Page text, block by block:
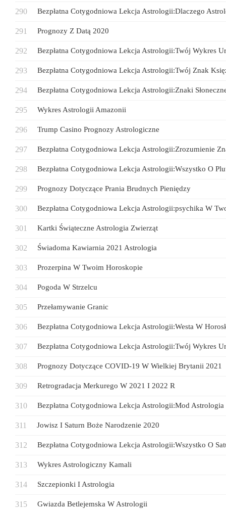
Bezpłatna Cotygodniowa Lekcja Astrologii:Dlaczego
Prognozy Z Datą 2020
Bezpłatna Cotygodniowa Lekcja Astrologii:Twój Wykres
Bezpłatna Cotygodniowa Lekcja Astrologii:Twój Znak
Bezpłatna Cotygodniowa Lekcja Astrologii:Znaki
Wykres Astrologii Amazonii
Trump Casino Prognozy Astrologiczne
Bezpłatna Cotygodniowa Lekcja Astrologii:Zrozumienie
Bezpłatna Cotygodniowa Lekcja Astrologii:Wszystko O
Prognozy Dotyczące Prania Brudnych Pieniędzy
Bezpłatna Cotygodniowa Lekcja Astrologii:psychika W
Kartki Świąteczne Astrologia Zwierząt
Świadoma Kawiarnia 2021 Astrologia
Prozerpina W Twoim Horoskopie
Pogoda W Strzelcu
Przełamywanie Granic
Bezpłatna Cotygodniowa Lekcja Astrologii:Westa W
Bezpłatna Cotygodniowa Lekcja Astrologii:Twój Wykres
Prognozy Dotyczące COVID-19 W Wielkiej Brytanii 2021
Retrogradacja Merkurego W 2021 I 2022 R
Bezpłatna Cotygodniowa Lekcja Astrologii:Mod Astrologia
Jowisz I Saturn Boże Narodzenie 2020
Bezpłatna Cotygodniowa Lekcja Astrologii:Wszystko O
Wykres Astrologiczny Kamali
Szczepionki I Astrologia
Gwiazda Betlejemska W Astrologii